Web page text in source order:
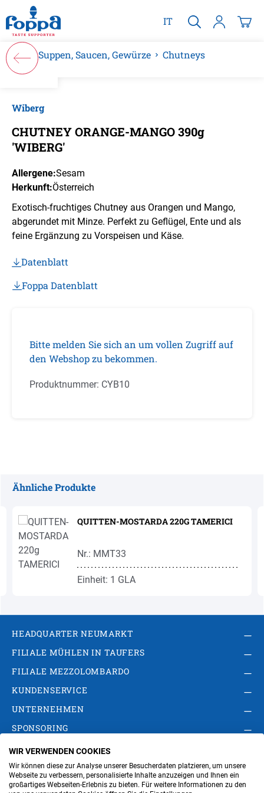
springen
IT
Suppen, Saucen, Gewürze Chutneys
Wiberg
CHUTNEY ORANGE-MANGO 390g
'WIBERG'
Allergene:Sesam
Herkunft:Österreich
Exotisch-fruchtiges Chutney aus Orangen und Mango,
abgerundet mit Minze. Perfekt zu Geflügel, Ente und als
feine Ergänzung zu Vorspeisen und Käse.
Datenblatt
Foppa Datenblatt
Bitte melden Sie sich an um vollen Zugriff auf
den Webshop zu bekommen.
Produktnummer: CYB10
Ähnliche Produkte
QUITTEN-MOSTARDA 220G TAMERICI
Nr.: MMT33
Einheit: 1 GLA
HEADQUARTER NEUMARKT
FILIALE MÜHLEN IN TAUFERS
FILIALE MEZZOLOMBARDO
KUNDENSERVICE
UNTERNEHMEN
SPONSORING
AGB Privacy Policy
Impressum
Cookie-Einstellungen ändern
Verwaltung
WIR VERWENDEN COOKIES
Wir können diese zur Analyse unserer Besucherdaten platzieren, um unsere
Webseite zu verbessern, personalisierte Inhalte anzuzeigen und Ihnen ein
großartiges Webseiten-Erlebnis zu bieten. Für weitere Informationen zu den